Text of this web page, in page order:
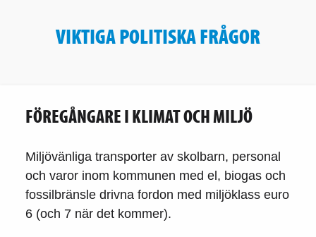
VIKTIGA POLITISKA FRÅGOR
FÖREGÅNGARE I KLIMAT OCH MILJÖ
Miljövänliga transporter av skolbarn, personal
och varor inom kommunen med el, biogas och
fossilbränsle drivna fordon med miljöklass euro
6 (och 7 när det kommer).